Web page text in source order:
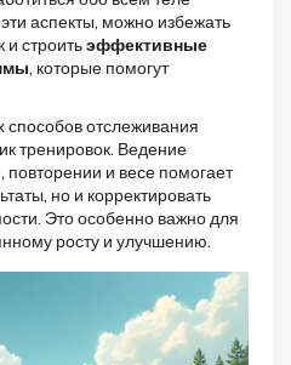
аспекты, можно избежать
строитьэффективные
, которые помогут
отслеживания
тренировок. Ведение
и весе помогает
но и корректировать
Это особенно важно для
росту и улучшению.